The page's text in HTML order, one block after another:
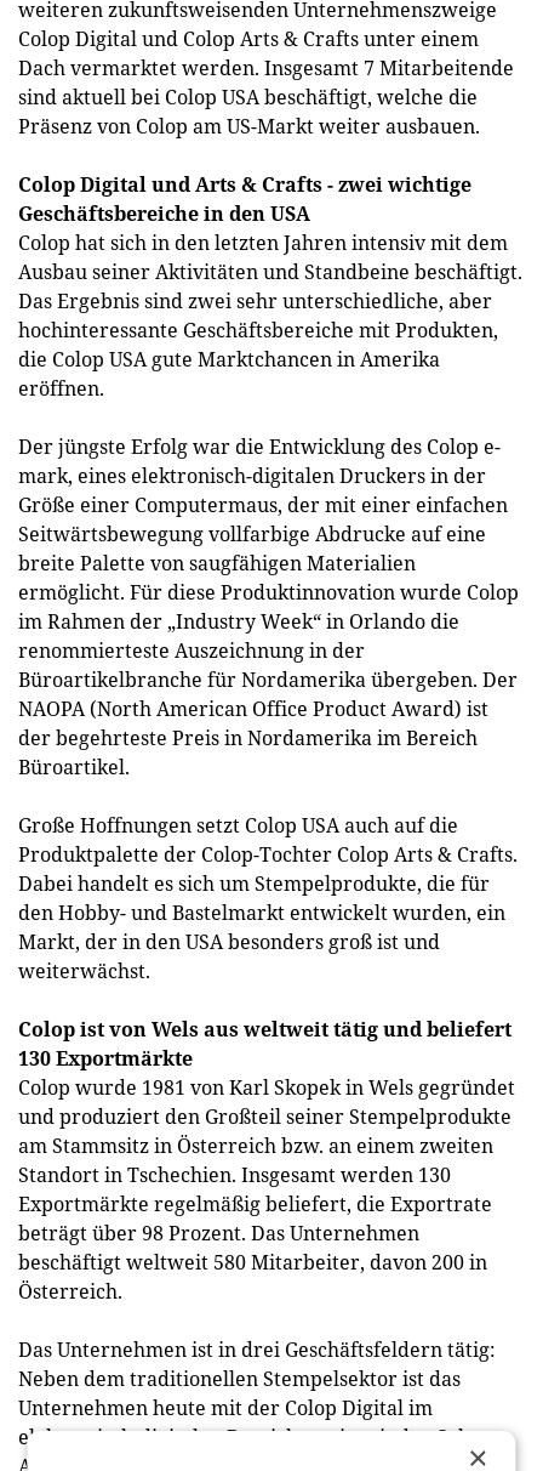
weiteren zukunftsweisenden Unternehmenszweige
Colop Digital und Colop Arts & Crafts unter einem
Dach vermarktet werden. Insgesamt 7 Mitarbeitende
sind aktuell bei Colop USA beschäftigt, welche die
Präsenz von Colop am US-Markt weiter ausbauen.
Colop Digital und Arts & Crafts - zwei wichtige
Geschäftsbereiche in den USA
Colop hat sich in den letzten Jahren intensiv mit dem
Ausbau seiner Aktivitäten und Standbeine beschäftigt.
Das Ergebnis sind zwei sehr unterschiedliche, aber
hochinteressante Geschäftsbereiche mit Produkten,
die Colop USA gute Marktchancen in Amerika
eröffnen.
Der jüngste Erfolg war die Entwicklung des Colop e-
mark, eines elektronisch-digitalen Druckers in der
Größe einer Computermaus, der mit einer einfachen
Seitwärtsbewegung vollfarbige Abdrucke auf eine
breite Palette von saugfähigen Materialien
ermöglicht. Für diese Produktinnovation wurde Colop
im Rahmen der „Industry Week“ in Orlando die
renommierteste Auszeichnung in der
Büroartikelbranche für Nordamerika übergeben. Der
NAOPA (North American Office Product Award) ist
der begehrteste Preis in Nordamerika im Bereich
Büroartikel.
Große Hoffnungen setzt Colop USA auch auf die
Produktpalette der Colop-Tochter Colop Arts & Crafts.
Dabei handelt es sich um Stempelprodukte, die für
den Hobby- und Bastelmarkt entwickelt wurden, ein
Markt, der in den USA besonders groß ist und
weiterwächst.
Colop ist von Wels aus weltweit tätig und beliefert
130 Exportmärkte
Colop wurde 1981 von Karl Skopek in Wels gegründet
und produziert den Großteil seiner Stempelprodukte
am Stammsitz in Österreich bzw. an einem zweiten
Standort in Tschechien. Insgesamt werden 130
Exportmärkte regelmäßig beliefert, die Exportrate
beträgt über 98 Prozent. Das Unternehmen
beschäftigt weltweit 580 Mitarbeiter, davon 200 in
Österreich.
Das Unternehmen ist in drei Geschäftsfeldern tätig:
Neben dem traditionellen Stempelsektor ist das
Unternehmen heute mit der Colop Digital im
elektronisch-digitalen Bereich sowie mit der Colop
×